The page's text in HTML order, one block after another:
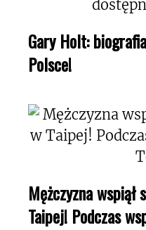
Gary Holt:
Polsce!
Mężczyzna wspiął
Taipej! Podczas